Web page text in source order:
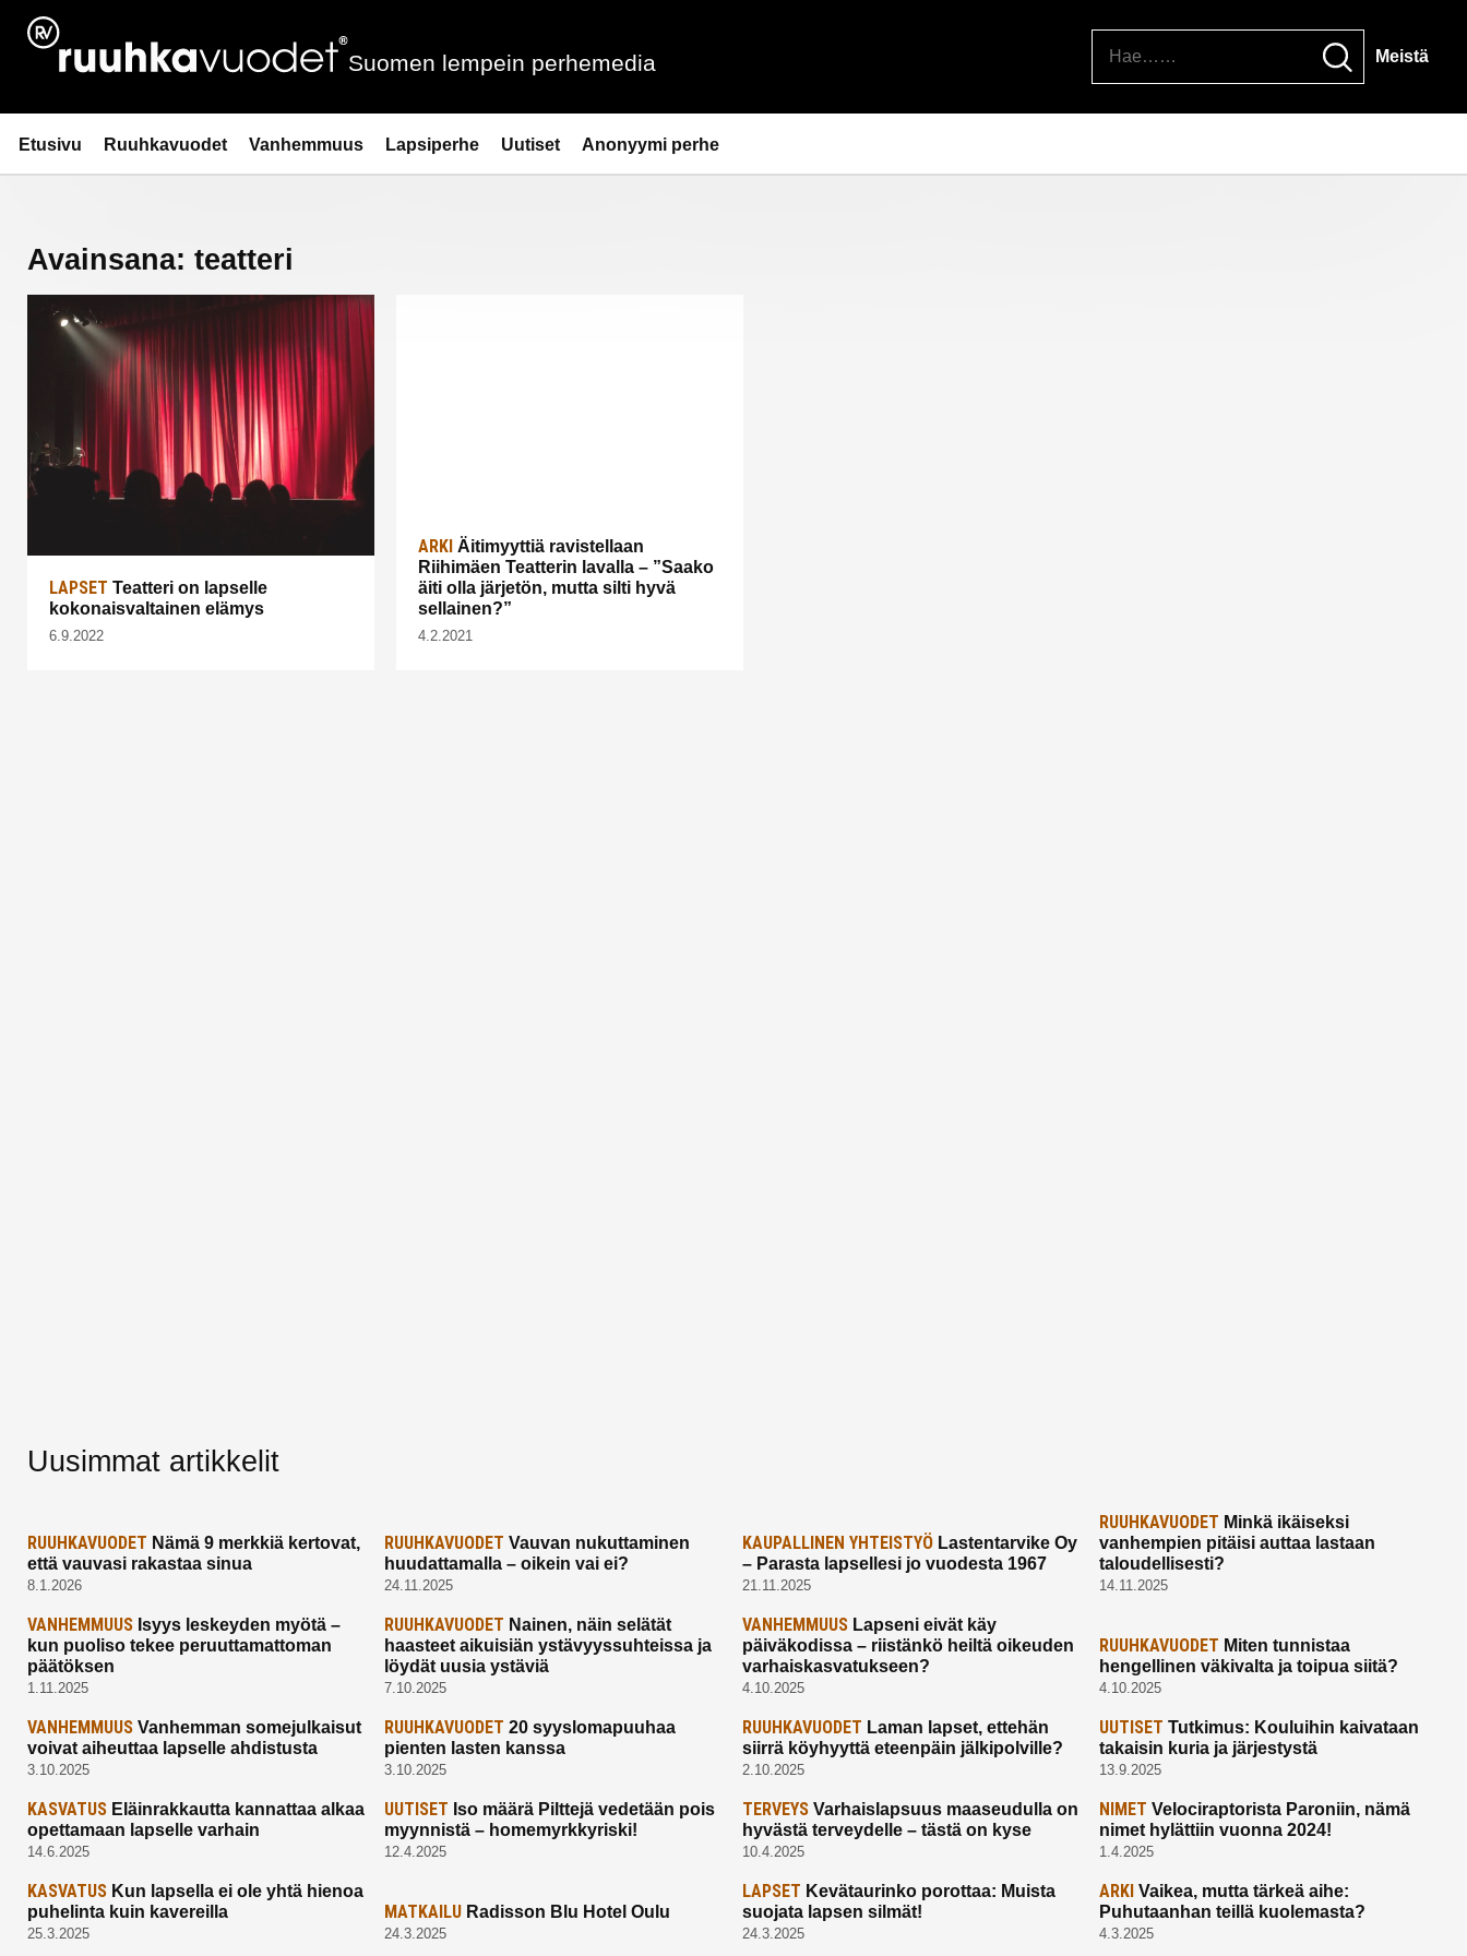
Siirry
sisältöön
Ruuhkavuodet.fi
Suomen lempein perhemedia Meistä
Etusivu Ruuhkavuodet Vanhemmuus Lapsiperhe Uutiset Anonyymi perhe
Avainsana: teatteri
LAPSET Teatteri on lapselle
kokonaisvaltainen elämys
6.9.2022
ARKI Äitimyyttiä ravistellaan
Riihimäen Teatterin lavalla – ”Saako
äiti olla järjetön, mutta silti hyvä
sellainen?”
4.2.2021
Uusimmat artikkelit
RUUHKAVUODET Nämä 9 merkkiä kertovat,
että vauvasi rakastaa sinua
8.1.2026
RUUHKAVUODET Vauvan nukuttaminen
huudattamalla – oikein vai ei?
24.11.2025
KAUPALLINEN YHTEISTYÖLastentarvike Oy
– Parasta lapsellesi jo vuodesta 1967
21.11.2025
RUUHKAVUODET Minkä ikäiseksi
vanhempien pitäisi auttaa lastaan
taloudellisesti?
14.11.2025
VANHEMMUUS Isyys leskeyden myötä –
kun puoliso tekee peruuttamattoman
päätöksen
1.11.2025
RUUHKAVUODET Nainen, näin selätät
haasteet aikuisiän ystävyyssuhteissa ja
löydät uusia ystäviä
7.10.2025
VANHEMMUUSLapseni eivät käy
päiväkodissa – riistänkö heiltä oikeuden
varhaiskasvatukseen?
4.10.2025
RUUHKAVUODET Miten tunnistaa
hengellinen väkivalta ja toipua siitä?
4.10.2025
VANHEMMUUS Vanhemman somejulkaisut
voivat aiheuttaa lapselle ahdistusta
3.10.2025
RUUHKAVUODET 20 syyslomapuuhaa
pienten lasten kanssa
3.10.2025
RUUHKAVUODET Laman lapset, ettehän
siirrä köyhyyttä eteenpäin jälkipolville?
2.10.2025
UUTISET Tutkimus: Kouluihin kaivataan
takaisin kuria ja järjestystä
13.9.2025
KASVATUS Eläinrakkautta kannattaa alkaa
opettamaan lapselle varhain
14.6.2025
UUTISET Iso määrä Pilttejä vedetään pois
myynnistä – homemyrkkyriski!
12.4.2025
TERVEYSVarhaislapsuus maaseudulla on
hyvästä terveydelle – tästä on kyse
10.4.2025
NIMET Velociraptorista Paroniin, nämä
nimet hylättiin vuonna 2024!
1.4.2025
KASVATUS Kun lapsella ei ole yhtä hienoa
puhelinta kuin kavereilla
25.3.2025
MATKAILU Radisson Blu Hotel Oulu
24.3.2025
LAPSET Kevätaurinko porottaa: Muista
suojata lapsen silmät!
24.3.2025
ARKI Vaikea, mutta tärkeä aihe:
Puhutaanhan teillä kuolemasta?
4.3.2025